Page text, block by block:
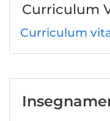
Curriculum
Curriculum